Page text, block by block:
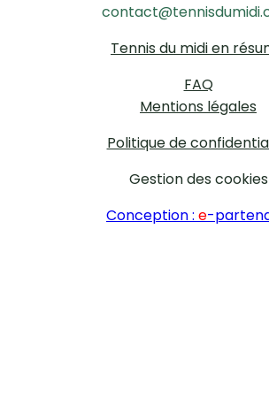
Tennis du midi en
FAQ
Mentions légales
Politique de
Gestion des cookies
Conception : e-